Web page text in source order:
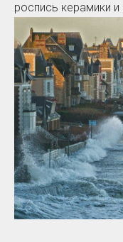
роспись керамики